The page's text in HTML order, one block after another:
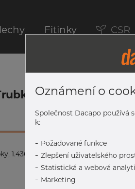
Fitinky CSR
1.4301/1.4307,
1.4301/1.4307, EN 10296-2, nežíhaná,
Oznámení o
Společnost Dacapo používá
k:
- Požadované funkce
- Zlepšení uživatelského
- Statistická a webová
- Marketing